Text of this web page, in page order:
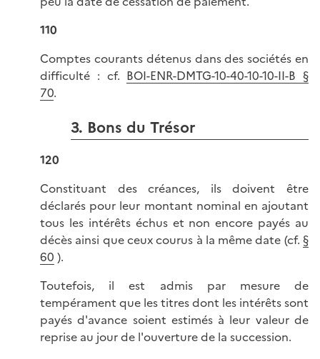
110
Comptes courants détenus dans des sociétés en
difficulté : cf. BOI-ENR-DMTG-10-40-10-10-II-B §
70.
3. Bons du Trésor
120
Constituant des créances, ils doivent être
déclarés pour leur montant nominal en ajoutant
tous les intérêts échus et non encore payés au
décès ainsi que ceux courus à la même date (cf. §
60 ).
Toutefois, il est admis par mesure de
tempérament que les titres dont les intérêts sont
payés d'avance soient estimés à leur valeur de
reprise au jour de l'ouverture de la succession.